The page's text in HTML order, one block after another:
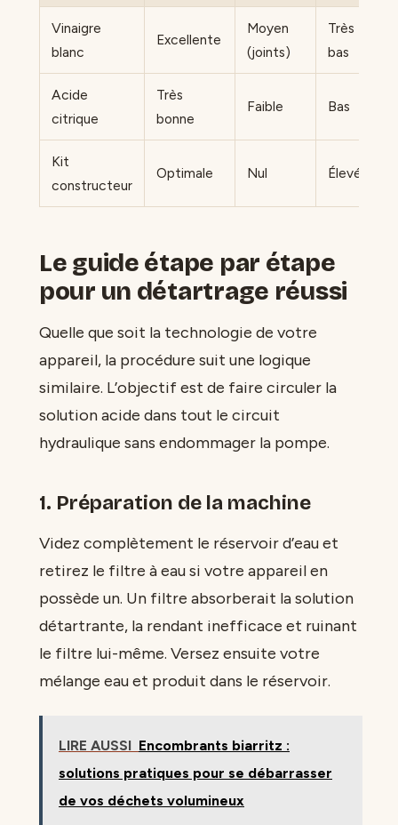
Vinaigre
blanc
Excellente
Moyen
(joints)
Très
bas
Acide
citrique
Très
bonne
Faible Bas
Kit
constructeur
Optimale Nul Élevé
Le guide étape par étape
pour un détartrage réussi
Quelle que soit la technologie de votre
appareil, la procédure suit une logique
similaire. L’objectif est de faire circuler la
solution acide dans tout le circuit
hydraulique sans endommager la pompe.
1. Préparation de la machine
Videz complètement le réservoir d’eau et
retirez le filtre à eau si votre appareil en
possède un. Un filtre absorberait la solution
détartrante, la rendant inefficace et ruinant
le filtre lui-même. Versez ensuite votre
mélange eau et produit dans le réservoir.
LIRE AUSSI Encombrants biarritz :
solutions pratiques pour se débarrasser
de vos déchets volumineux